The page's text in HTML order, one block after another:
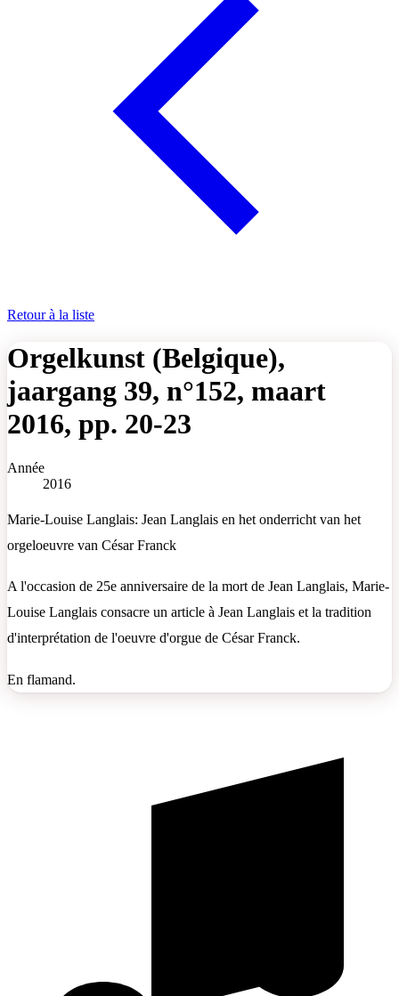
Retour à la liste
Orgelkunst (Belgique),
jaargang 39, n°152, maart
2016, pp. 20-23
Année
2016
Marie-Louise Langlais: Jean Langlais en het onderricht van het
orgeloeuvre van César Franck
A l'occasion de 25e anniversaire de la mort de Jean Langlais, Marie-
Louise Langlais consacre un article à Jean Langlais et la tradition
d'interprétation de l'oeuvre d'orgue de César Franck.
En flamand.